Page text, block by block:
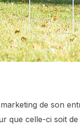
de son
que celle-ci soit